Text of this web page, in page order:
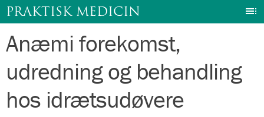
Gå
til
indhold
PRAKTISK MEDICIN
Anæmi forekomst,
udredning og behandling
hos idrætsudøvere